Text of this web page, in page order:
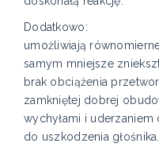
Dodatkowo:
umożliwiają
samym mniejsze
brak obciążenia
zamkniętej dobrej
wychyłami i
do uszkodzenia głośnika.